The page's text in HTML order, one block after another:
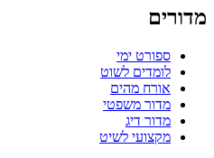
מדורים
ספורט ימי
לומדים לשוט
אורח מהים
מדור משפטי
מדור דיג
מקצועי לשיט